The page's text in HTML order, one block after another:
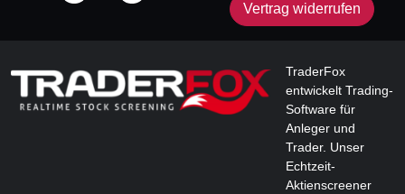
Vertrag widerrufen
TraderFox
entwickelt Trading-
Software für
Anleger und
Trader. Unser
Echtzeit-
Aktienscreener